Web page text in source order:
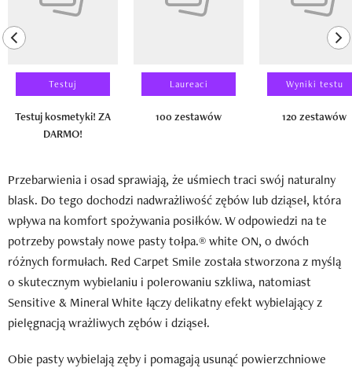
previous element
Testuj
Testuj kosmetyki! ZA
DARMO!
Laureaci
100 zestawów
Wyniki testu
120 zestawów
Przebarwienia i osad sprawiają, że uśmiech traci swój naturalny
blask. Do tego dochodzi nadwrażliwość zębów lub dziąseł, która
wpływa na komfort spożywania posiłków. W odpowiedzi na te
potrzeby powstały nowe pasty tołpa.® white ON, o dwóch
różnych formułach. Red Carpet Smile została stworzona z myślą
o skutecznym wybielaniu i polerowaniu szkliwa, natomiast
Sensitive & Mineral White łączy delikatny efekt wybielający z
pielęgnacją wrażliwych zębów i dziąseł.
Obie pasty wybielają zęby i pomagają usunąć powierzchniowe